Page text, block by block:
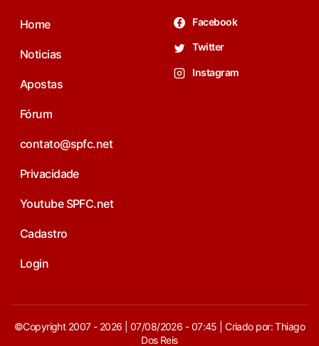
Home
Noticias
Apostas
Fórum
contato@spfc.net
Privacidade
Youtube SPFC.net
Cadastro
Login
Facebook
Twitter
Instagram
©Copyright 2007 - 2026 | 07/08/2026 - 07:45 | Criado por: Thiago
Dos Reis